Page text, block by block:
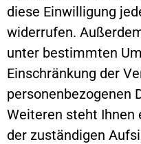
diese Einwilligung
widerrufen.
unter bestimmten
Einschränkung der
personenbezogenen
Weiteren steht Ihnen
der zuständigen